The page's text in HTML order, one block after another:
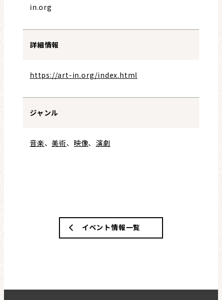
in.org
詳細情報
https://art-in.org/index.html
ジャンル
音楽、美術、 映像、 演劇
イベント情報一覧